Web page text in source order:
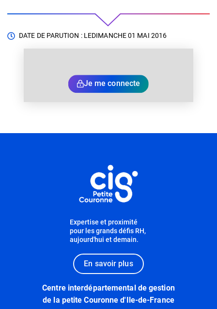
DATE DE PARUTION : LEDIMANCHE 01 MAI 2016
Je me connecte
Expertise et proximité
pour les grands défis RH,
aujourd'hui et demain.
En savoir plus
Centre interdépartemental de gestion
de la petite Couronne d'Ile-de-France